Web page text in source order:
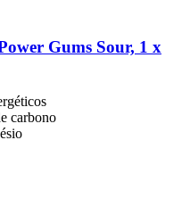
Gums Sour, 1 x
carbono